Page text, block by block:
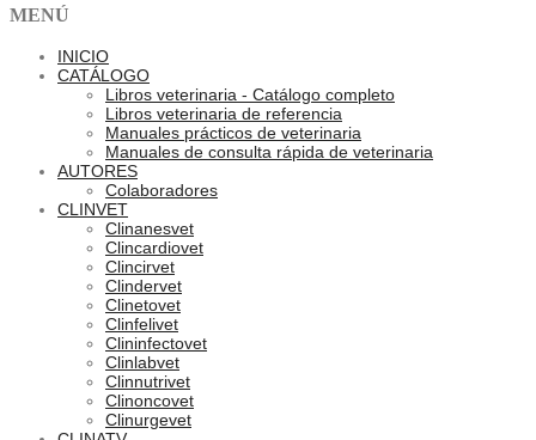
MENÚ
INICIO
CATÁLOGO
Libros veterinaria - Catálogo completo
Libros veterinaria de referencia
Manuales prácticos de veterinaria
Manuales de consulta rápida de veterinaria
AUTORES
Colaboradores
CLINVET
Clinanesvet
Clincardiovet
Clincirvet
Clindervet
Clinetovet
Clinfelivet
Clininfectovet
Clinlabvet
Clinnutrivet
Clinoncovet
Clinurgevet